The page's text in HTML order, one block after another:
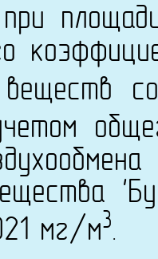
при
веществ
мг/м3.